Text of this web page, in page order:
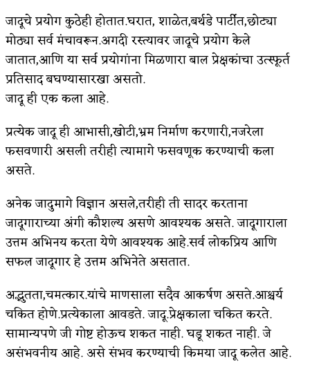
जोशी
डेंग्यू: ताप उतरला म्हणजे धोका टळला असे नाही!
४ जुलै – इतिहासात घडलेल्या महत्त्वाच्या घटना
सुवर्ण – झळाळी
‘अर्थ’पूर्ण हास्य
अष्टपैलू : खंडू रांगणेकर
बुडीच खटलं – संयुक्त कुटुंब का गरजेचं?
जादूचे प्रयोग कुठेही होतात.घरात, शाळेत,बर्थडे पार्टीत,छोट्या
मोठ्या सर्व मंचावरून.अगदी रस्त्यावर जादूचे प्रयोग केले
जातात,आणि या सर्व प्रयोगांना मिळणारा बाल प्रेक्षकांचा उत्स्फूर्त
प्रतिसाद बघण्यासारखा असतो.
जादू ही एक कला आहे.
प्रत्येक जादू ही आभासी,खोटी,भ्रम निर्माण करणारी,नजरेला
फसवणारी असली तरीही त्यामागे फसवणूक करण्याची कला
असते.
अनेक जादुमागे विज्ञान असले,तरीही ती सादर करताना
जादूगाराच्या अंगी कौशल्य असणे आवश्यक असते. जादूगाराला
उत्तम अभिनय करता येणे आवश्यक आहे.सर्व लोकप्रिय आणि
सफल जादूगार हे उत्तम अभिनेते असतात.
अद्भुतता,चमत्कार.यांचे माणसाला सदैव आकर्षण असते.आश्चर्य
चकित होणे.प्रत्येकाला आवडते. जादू.प्रेक्षकाला चकित करते.
सामान्यपणे जी गोष्ट होऊच शकत नाही. घडू शकत नाही. जे
असंभवनीय आहे. असे संभव करण्याची किमया जादू कलेत आहे.